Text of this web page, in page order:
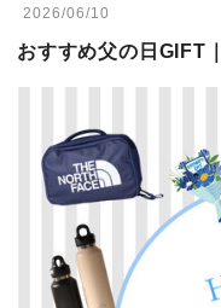
2026/06/10
おすすめ父の日GIFT